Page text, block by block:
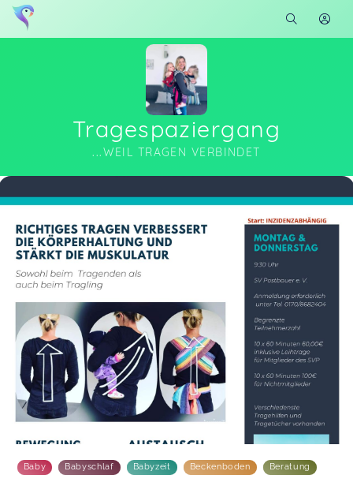
Tragespaziergang
...WEIL TRAGEN VERBINDET
Baby Babyschlaf Babyzeit Beckenboden Beratung